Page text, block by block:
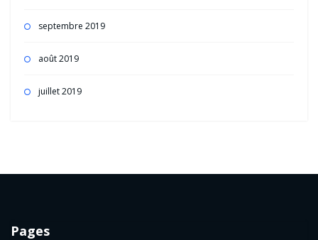
septembre 2019
août 2019
juillet 2019
Pages